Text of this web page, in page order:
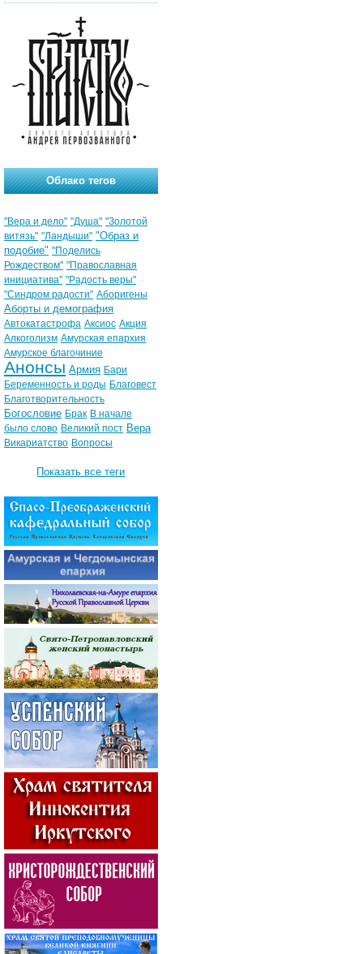
Облако тегов
"Вера и дело" "Душа" "Золотой
витязь" "Ландыши" "Образ и
подобие" "Поделись
Рождеством" "Православная
инициатива" "Радость веры"
"Синдром радости" Аборигены
Аборты и демография
Автокатастрофа Аксиос Акция
Алкоголизм Амурская епархия
Амурское благочиние
Анонсы Армия Бари
Беременность и роды Благовест
Благотворительность
Богословие Брак В начале
было слово Великий пост Вера
Викариатство Вопросы
Показать все теги